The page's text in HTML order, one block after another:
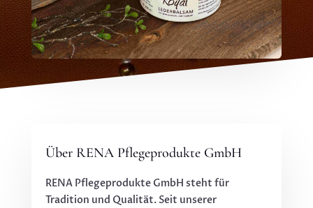
Über RENA Pflegeprodukte GmbH
RENA Pflegeprodukte GmbH steht für
Tradition und Qualität. Seit unserer